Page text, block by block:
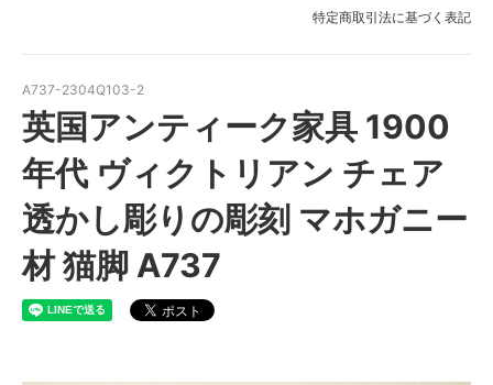
特定商取引法に基づく表記
A737-2304Q103-2
英国アンティーク家具 1900
年代 ヴィクトリアン チェア
透かし彫りの彫刻 マホガニー
材 猫脚 A737